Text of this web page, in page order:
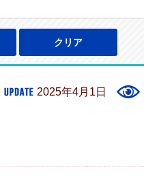
2025年4月1日